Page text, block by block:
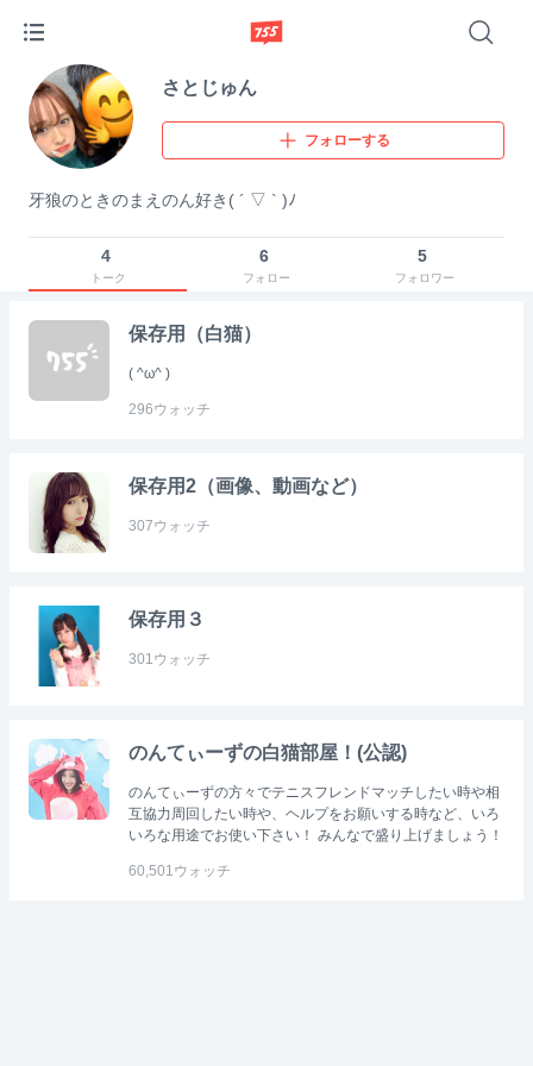
さとじゅん
フォローする
牙狼のときのまえのん好き( ´ ▽ ` )ﾉ
4
トーク
6
フォロー
5
フォロワー
保存用（白猫）
( ^ω^ )
296ウォッチ
保存用2（画像、動画など）
307ウォッチ
保存用３
301ウォッチ
のんてぃーずの白猫部屋！(公認)
のんてぃーずの方々でテニスフレンドマッチしたい時や相
互協力周回したい時や、ヘルプをお願いする時など、いろ
いろな用途でお使い下さい！ みんなで盛り上げましょう！
60,501ウォッチ